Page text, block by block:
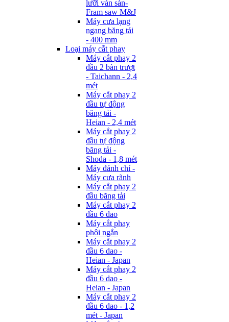
lưỡi ván sàn-
Fram saw M&J
Máy cưa lạng
ngang băng tải
- 400 mm
Loại máy cắt phay
Máy cắt phay 2
đầu 2 bàn trượt
- Taichann - 2,4
mét
Máy cắt phay 2
đầu tự động
băng tải -
Heian - 2,4 mét
Máy cắt phay 2
đầu tự động
băng tải -
Shoda - 1,8 mét
Máy đánh chỉ -
Máy cưa rãnh
Máy cắt phay 2
đầu băng tải
Máy cắt phay 2
đầu 6 dao
Máy cắt phay
phôi ngắn
Máy cắt phay 2
đầu 6 dao -
Heian - Japan
Máy cắt phay 2
đầu 6 dao -
Heian - Japan
Máy cắt phay 2
đầu 6 dao - 1,2
mét - Japan